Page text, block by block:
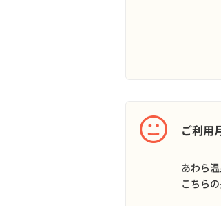
ご利用
あわら
こちら